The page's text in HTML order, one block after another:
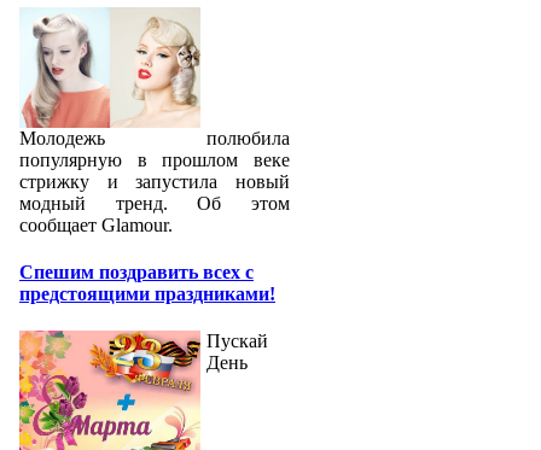
Молодежь полюбила
популярную в прошлом веке
стрижку и запустила новый
модный тренд. Об этом
сообщает Glamour.
Спешим поздравить всех с
предстоящими праздниками!
Пускай
День